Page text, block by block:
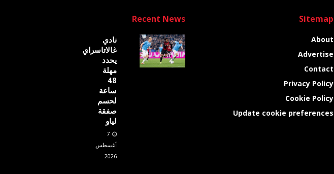
Sitemap
About
Advertise
Contact
Privacy Policy
Cookie Policy
Update cookie preferences
Recent News
نادي
غالاتاسراي
يحدد
مهلة
48
ساعة
لحسم
صفقة
لياو
7
أغسطس
2026